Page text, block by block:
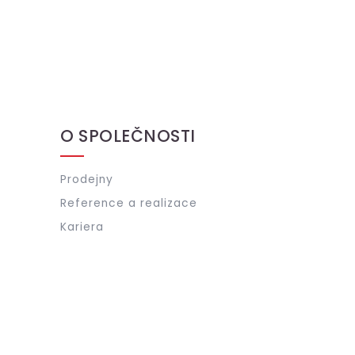
O SPOLEČNOSTI
Prodejny
Reference a realizace
Kariera